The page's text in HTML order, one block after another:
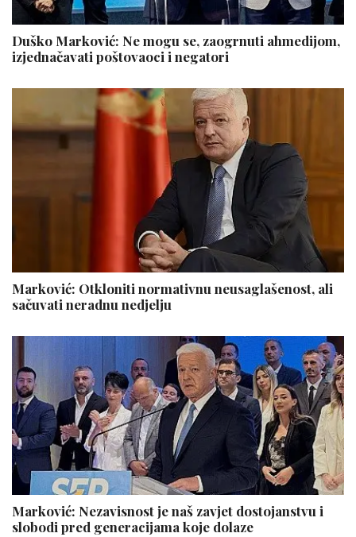
Duško Marković: Ne mogu se, zaogrnuti ahmedijom,
izjednačavati poštovaoci i negatori
Marković: Otkloniti normativnu neusaglašenost, ali
sačuvati neradnu nedjelju
Marković: Nezavisnost je naš zavjet dostojanstvu i
slobodi pred generacijama koje dolaze